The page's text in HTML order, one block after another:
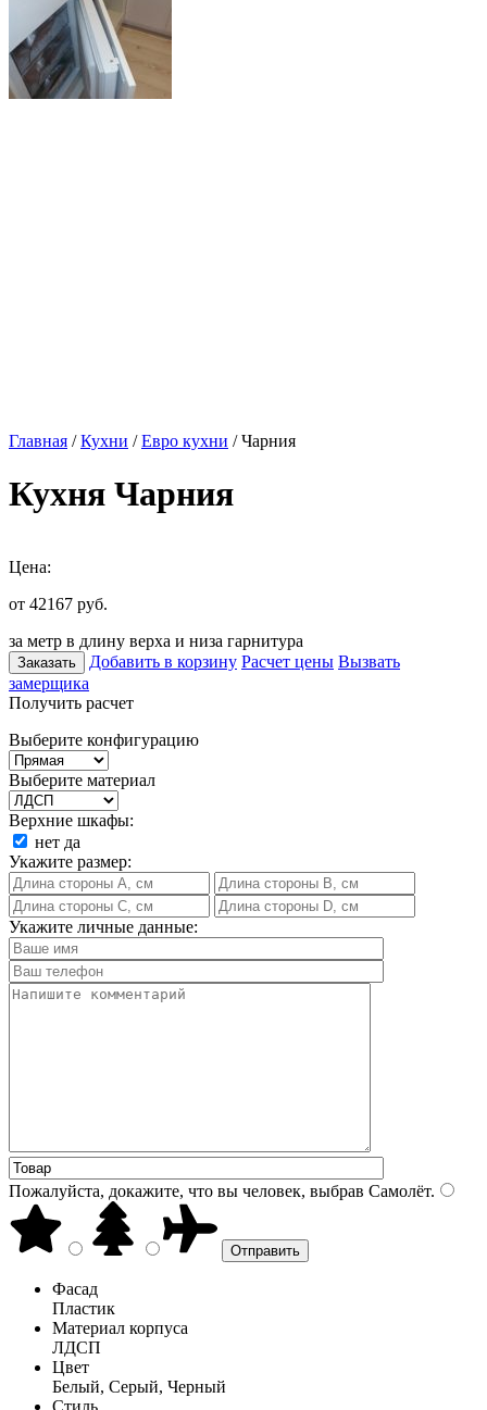
Главная /Кухни /Евро кухни / Чарния
Кухня Чарния
Цена:
от 42167 руб.
за метр в длину верха и низа гарнитура
Заказать Добавить в корзину Расчет цены Вызвать
замерщика
Получить расчет
Выберите конфигурацию
Выберите материал
Верхние шкафы:
нет да
Укажите размер:
Укажите личные данные:
Пожалуйста, докажите, что вы человек, выбрав Самолёт.
Фасад
Пластик
Материал корпуса
ЛДСП
Цвет
Белый, Серый, Черный
Стиль